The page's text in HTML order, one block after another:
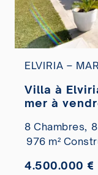
ELVIRIA –
Villa à
mer à
8 Chambres,
976 m²
4.500.000 €